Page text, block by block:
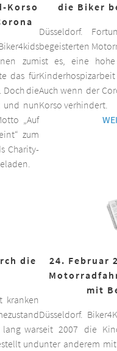
Korso
zum
das für
Doch die
und nun
„Auf
zum
Charity-
die Biker
Düsseldorf.
begeisterten
ist es, eine
Kinderhospizarbeit
Auch wenn der
Korso verhindert.
die
kranken
lang war
und
24. Februar
mit
Düsseldorf.
seit 2007 die
unter anderem